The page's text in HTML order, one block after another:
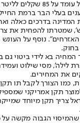
"כיום המיסוי על אלכוהול
בעלי הבר ברמת
המדינה בדרכים כאלה
שמטרתו להפחית את
נוסף על
בחוק.
המחיה בא לידי ביטוי גם
לילה', מסי שילוט
את המחירים.
כמו הצורך לקבל תו
תקן אמריקני
צריך תקן מיוחד
שהמיסוי הגבוה מקשה